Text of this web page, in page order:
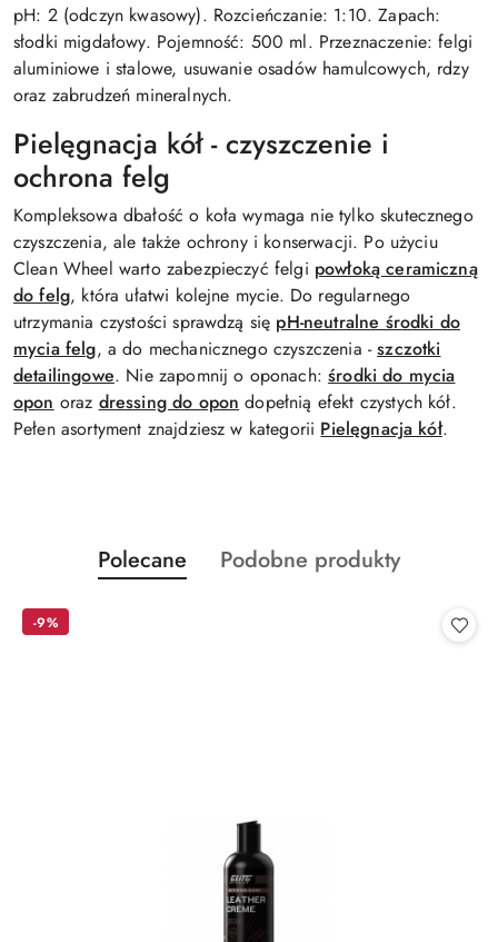
pH: 2 (odczyn kwasowy). Rozcieńczanie: 1:10. Zapach:
słodki migdałowy. Pojemność: 500 ml. Przeznaczenie: felgi
aluminiowe i stalowe, usuwanie osadów hamulcowych, rdzy
oraz zabrudzeń mineralnych.
Pielęgnacja kół - czyszczenie i
ochrona felg
Kompleksowa dbałość o koła wymaga nie tylko skutecznego
czyszczenia, ale także ochrony i konserwacji. Po użyciu
Clean Wheel warto zabezpieczyć felgi powłoką ceramiczną
do felg, która ułatwi kolejne mycie. Do regularnego
utrzymania czystości sprawdzą się pH-neutralne środki do
mycia felg, a do mechanicznego czyszczenia -szczotki
detailingowe. Nie zapomnij o oponach:środki do mycia
opon oraz dressing do opon dopełnią efekt czystych kół.
Pełen asortyment znajdziesz w kategorii Pielęgnacja kół.
Pomiń karuzelę produktów
Produkty
o
Polecane
Produkty
Podobne produkty
-9%